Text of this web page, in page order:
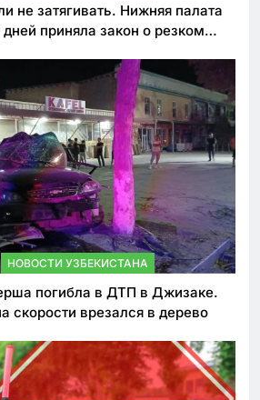
не затягивать. Нижняя палата
приняла закон о резком
НОВОСТИ УЗБЕКИСТАНА
погибла в ДТП в Джизаке.
скорости врезался в дерево